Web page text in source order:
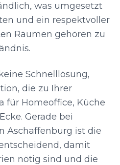
was umgesetzt
und ein respektvoller
Räumen gehören zu
Schnelllösung,
die zu Ihrer
für Homeoffice, Küche
Gerade bei
Aschaffenburg ist die
damit
nötig sind und die